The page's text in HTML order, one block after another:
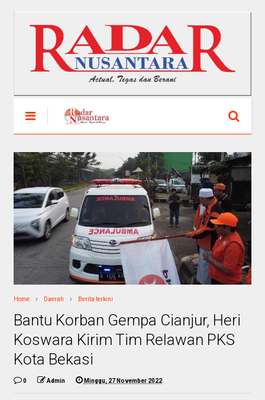
Home Daerah Berita terkini
Bantu Korban Gempa Cianjur, Heri
Koswara Kirim Tim Relawan PKS
Kota Bekasi
0 Admin Minggu, 27 November 2022